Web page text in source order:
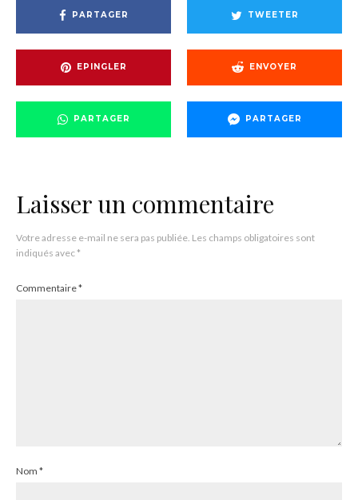
PARTAGER TWEETER
EPINGLER ENVOYER
PARTAGER PARTAGER
Laisser un commentaire
Votre adresse e-mail ne sera pas publiée. Les champs obligatoires sont
indiqués avec*
Commentaire*
Nom *